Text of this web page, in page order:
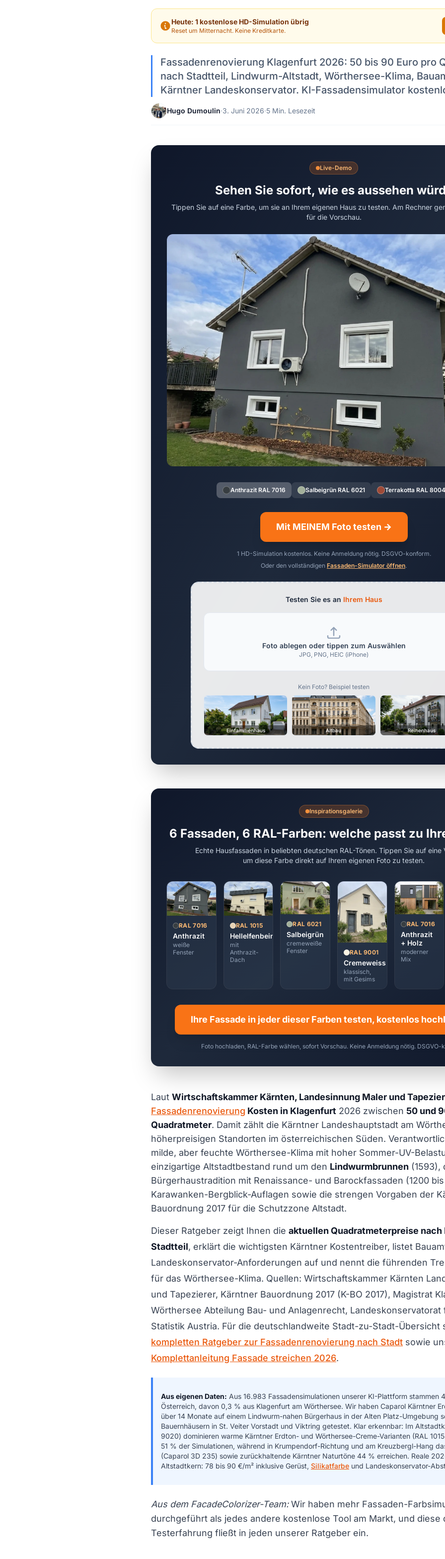
Heute: 1 kostenlose HD-Simulation übrig
Reset um Mitternacht. Keine Kreditkarte.
Fassadenrenovierung Klagenfurt 2026: 50 bis 90 Euro pro
nach Stadtteil, Lindwurm-Altstadt, Wörthersee-Klima,
Kärntner Landeskonservator. KI-Fassadensimulator
Hugo Dumoulin·3. Juni 2026·5 Min. Lesezeit
Live-Demo
Sehen Sie sofort, wie es aussehen
Tippen Sie auf eine Farbe, um sie an Ihrem eigenen Haus zu testen. Am Rechner
für die Vorschau.
Anthrazit RAL 7016 Salbeigrün RAL 6021 Terrakotta RAL 8004
Mit MEINEM Foto testen →
1 HD-Simulation kostenlos. Keine Anmeldung nötig. DSGVO-konform.
Oder den vollständigen Fassaden-Simulator öffnen.
Testen Sie es an Ihrem Haus
Foto ablegen oder tippen zum Auswählen
JPG, PNG, HEIC (iPhone)
Kein Foto? Beispiel testen
Einfamilienhaus Altbau Reihenhaus
Inspirationsgalerie
6 Fassaden, 6 RAL-Farben: welche passt zu
Echte Hausfassaden in beliebten deutschen RAL-Tönen. Tippen Sie auf eine
um diese Farbe direkt auf Ihrem eigenen Foto zu testen.
RAL 7016
Anthrazit
weiße
Fenster
RAL 1015
Hellelfenbein
mit
Anthrazit-
Dach
RAL 6021
Salbeigrün
cremeweiße
Fenster
RAL 9001
Cremeweiss
klassisch,
mit Gesims
RAL 7016
Anthrazit
+ Holz
moderner
Mix
Ihre Fassade in jeder dieser Farben testen, kostenlos
Foto hochladen, RAL-Farbe wählen, sofort Vorschau. Keine Anmeldung nötig. DSGVO-
Laut Wirtschaftskammer Kärnten, Landesinnung Maler und
Fassadenrenovierung Kosten in Klagenfurt 2026 zwischen 50 und
Quadratmeter. Damit zählt die Kärntner Landeshauptstadt am
höherpreisigen Standorten im österreichischen Süden.
milde, aber feuchte Wörthersee-Klima mit hoher Sommer-UV-
einzigartige Altstadtbestand rund um den Lindwurmbrunnen (1593),
Bürgerhaustradition mit Renaissance- und Barockfassaden (1200
Karawanken-Bergblick-Auflagen sowie die strengen Vorgaben der
Bauordnung 2017 für die Schutzzone Altstadt.
Dieser Ratgeber zeigt Ihnen die aktuellen Quadratmeterpreise
Stadtteil, erklärt die wichtigsten Kärntner Kostentreiber, listet
Landeskonservator-Anforderungen auf und nennt die führenden
für das Wörthersee-Klima. Quellen: Wirtschaftskammer Kärnten
und Tapezierer, Kärntner Bauordnung 2017 (K-BO 2017), Magistrat
Wörthersee Abteilung Bau- und Anlagenrecht, Landeskonservatorat
Statistik Austria. Für die deutschlandweite Stadt-zu-Stadt-Übersicht
kompletten Ratgeber zur Fassadenrenovierung nach Stadt sowie
Komplettanleitung Fassade streichen 2026.
Aus eigenen Daten: Aus 16.983 Fassadensimulationen unserer KI-Plattform stammen
Österreich, davon 0,3 % aus Klagenfurt am Wörthersee. Wir haben Caparol Kärntner
über 14 Monate auf einem Lindwurm-nahen Bürgerhaus in der Alten Platz-Umgebung
Bauernhäusern in St. Veiter Vorstadt und Viktring getestet. Klar erkennbar: Im
9020) dominieren warme Kärntner Erdton- und Wörthersee-Creme-Varianten (RAL 1015
51 % der Simulationen, während in Krumpendorf-Richtung und am Kreuzbergl-Hang
(Caparol 3D 235) sowie zurückhaltende Kärntner Naturtöne 44 % erreichen. Reale
Altstadtkern: 78 bis 90 €/m² inklusive Gerüst, Silikatfarbe und Landeskonservator-
Aus dem FacadeColorizer-Team:Wir haben mehr Fassaden-
durchgeführt als jedes andere kostenlose Tool am Markt, und diese
Testerfahrung fließt in jeden unserer Ratgeber ein.